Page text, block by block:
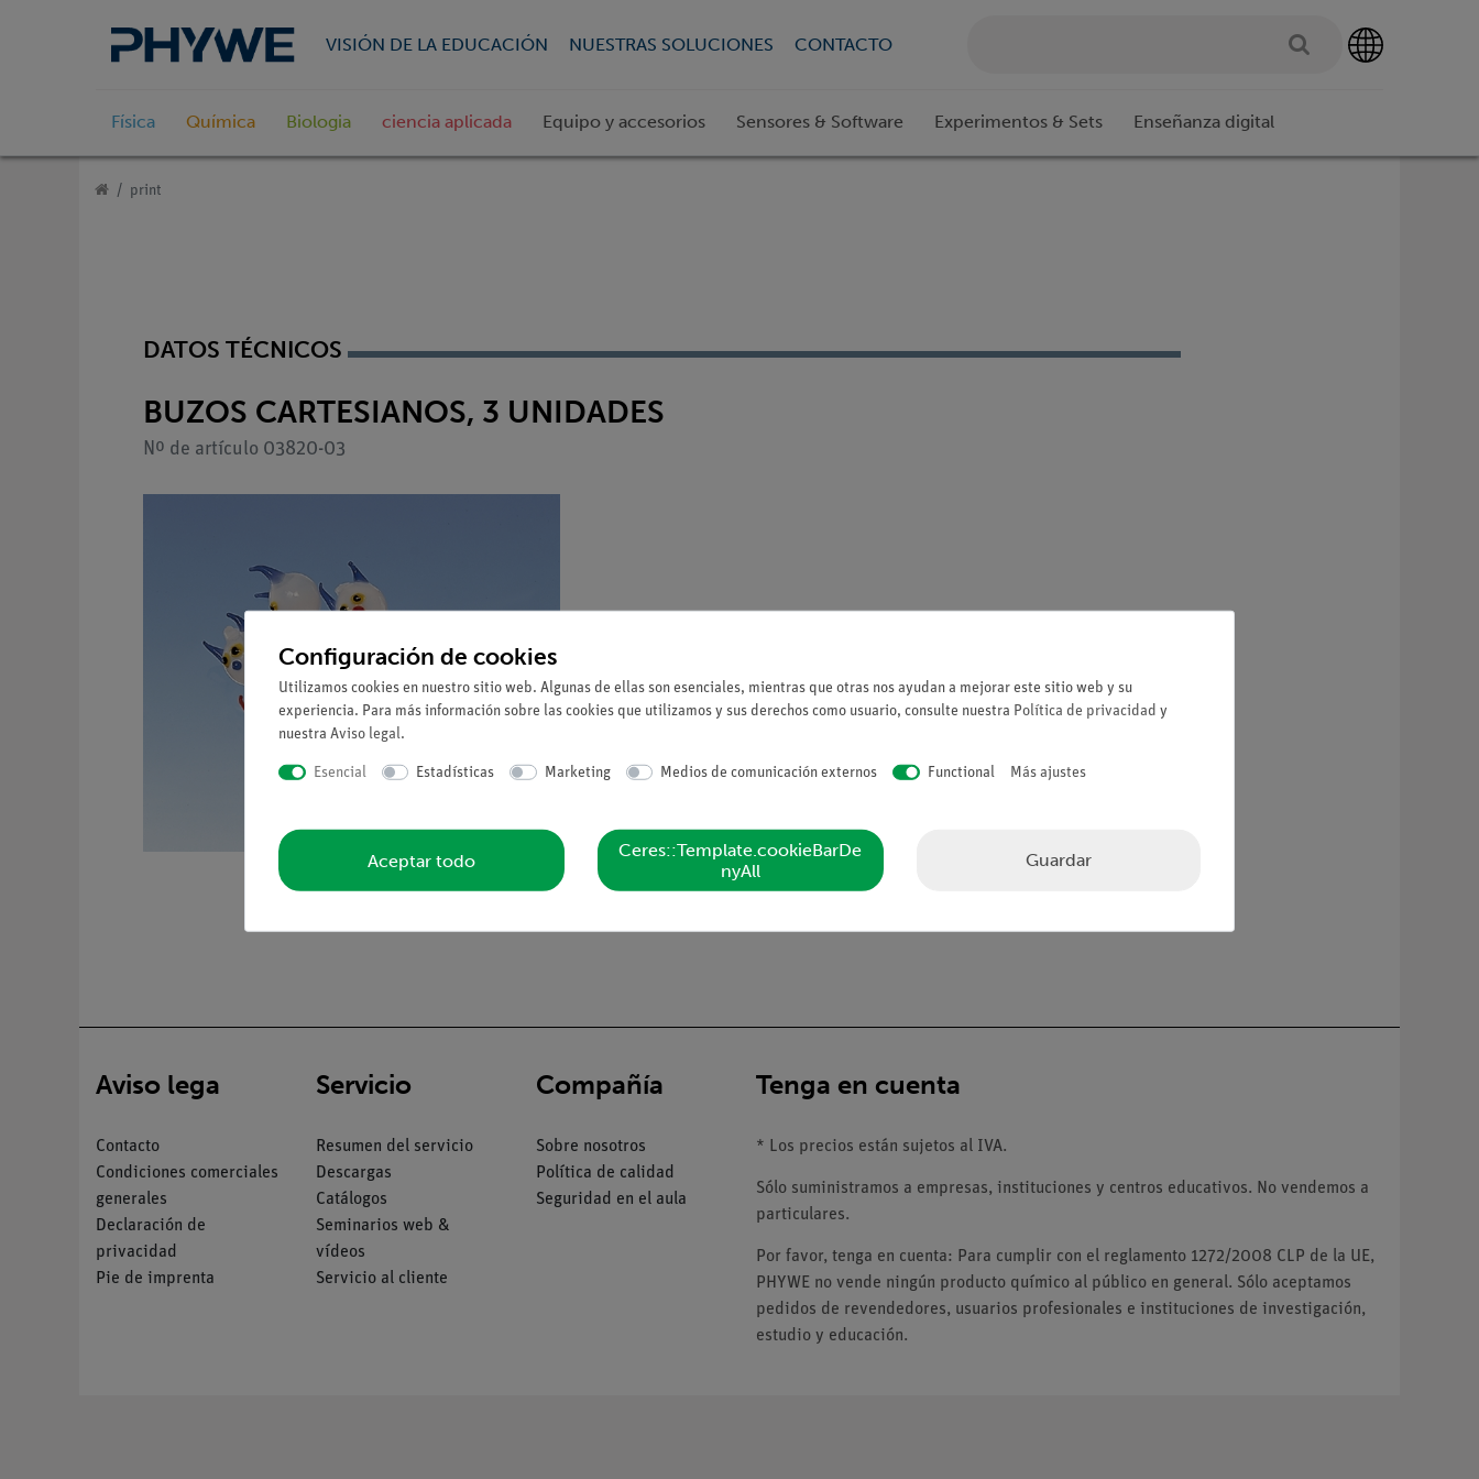
VISIÓN DE LA EDUCACIÓN NUESTRAS SOLUCIONES CONTACTO
Física Química Biologia ciencia aplicada Equipo y accesorios Sensores & Software Experimentos & Sets Enseñanza digital
print
DATOS TÉCNICOS
BUZOS CARTESIANOS, 3 UNIDADES
Nº de artículo 03820-03
Aviso lega
Contacto
Condiciones comerciales
generales
Declaración de
privacidad
Pie de imprenta
Servicio
Resumen del servicio
Descargas
Catálogos
Seminarios web &
vídeos
Servicio al cliente
Compañía
Sobre nosotros
Política de calidad
Seguridad en el aula
Tenga en cuenta
* Los precios están sujetos al IVA.
Sólo suministramos a empresas, instituciones y centros educativos. No vendemos a
particulares.
Por favor, tenga en cuenta: Para cumplir con el reglamento 1272/2008 CLP de la UE,
PHYWE no vende ningún producto químico al público en general. Sólo aceptamos
pedidos de revendedores, usuarios profesionales e instituciones de investigación,
estudio y educación.
Configuración de cookies
Utilizamos cookies en nuestro sitio web. Algunas de ellas son esenciales, mientras que otras nos ayudan a mejorar este sitio web y su
experiencia. Para más información sobre las cookies que utilizamos y sus derechos como usuario, consulte nuestra Política de privacidad y
nuestra Aviso legal.
Esencial Estadísticas Marketing Medios de comunicación externos Functional Más ajustes
Aceptar todo
Ceres::Template.cookieBarDe
nyAll
Guardar